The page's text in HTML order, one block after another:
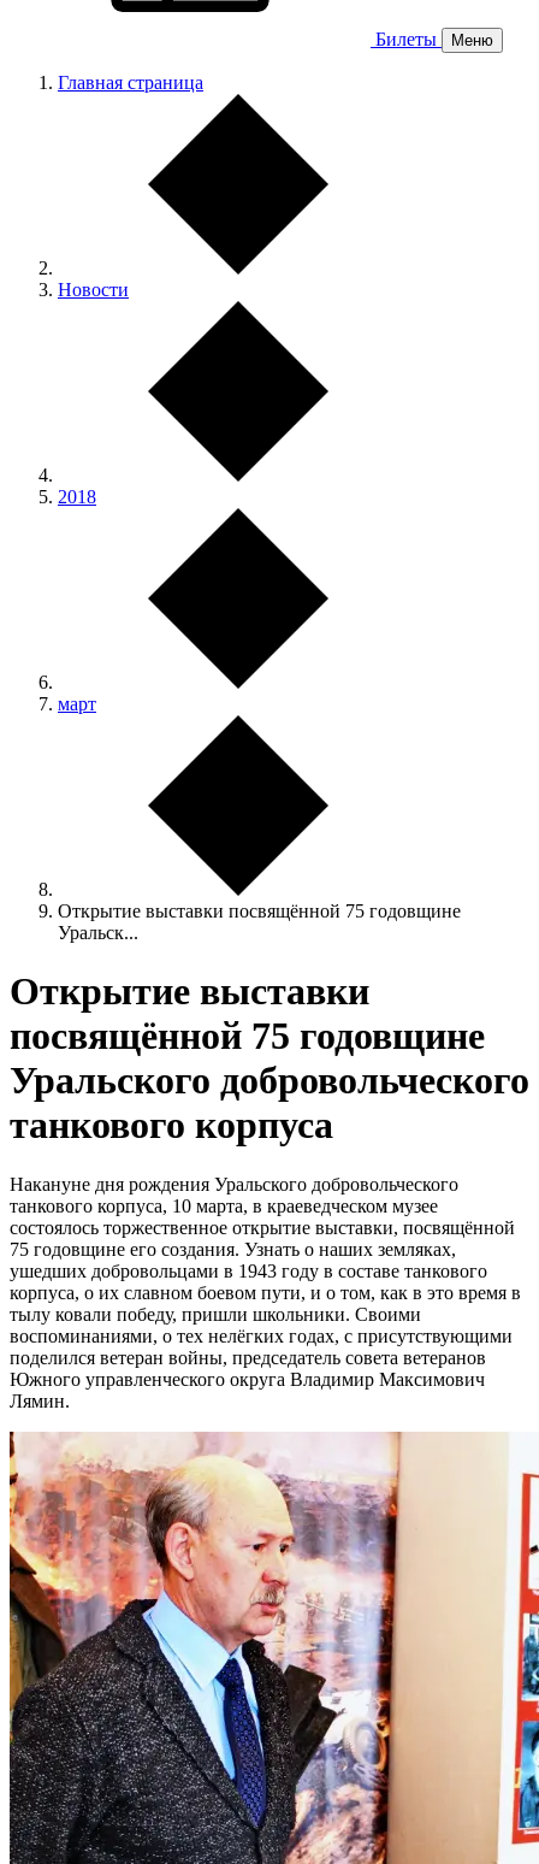
Билеты Меню
Главная страница
Новости
2018
март
Открытие выставки посвящённой 75 годовщине
Уральск...
Открытие выставки
посвящённой 75 годовщине
Уральского добровольческого
танкового корпуса
Накануне дня рождения Уральского добровольческого
танкового корпуса, 10 марта, в краеведческом музее
состоялось торжественное открытие выставки, посвящённой
75 годовщине его создания. Узнать о наших земляках,
ушедших добровольцами в 1943 году в составе танкового
корпуса, о их славном боевом пути, и о том, как в это время в
тылу ковали победу, пришли школьники. Своими
воспоминаниями, о тех нелёгких годах, с присутствующими
поделился ветеран войны, председатель совета ветеранов
Южного управленческого округа Владимир Максимович
Лямин.